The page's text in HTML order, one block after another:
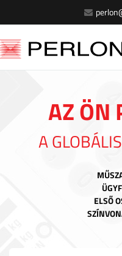
AZ ÖN
A
ELSŐ